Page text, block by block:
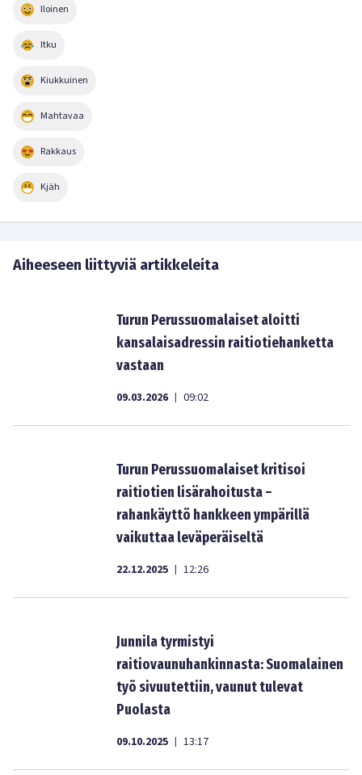
Iloinen
Itku
Kiukkuinen
Mahtavaa
Rakkaus
Kjäh
Aiheeseen liittyviä artikkeleita
Turun Perussuomalaiset aloitti
kansalaisadressin raitiotiehanketta
vastaan
09.03.2026 | 09:02
Turun Perussuomalaiset kritisoi
raitiotien lisärahoitusta –
rahankäyttö hankkeen ympärillä
vaikuttaa leväperäiseltä
22.12.2025 | 12:26
Junnila tyrmistyi
raitiovaunuhankinnasta: Suomalainen
työ sivuutettiin, vaunut tulevat
Puolasta
09.10.2025 | 13:17